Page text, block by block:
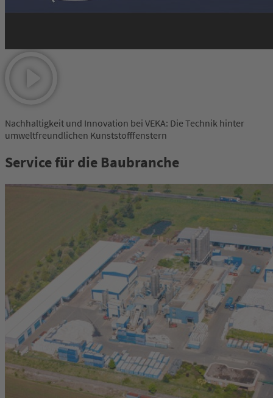
Nachhaltigkeit und Innovation bei VEKA: Die Technik hinter
umweltfreundlichen Kunststofffenstern
Service für die Baubranche